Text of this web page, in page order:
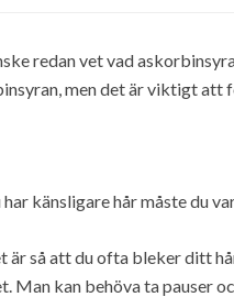
redan vet vad
men det är viktigt att
har känsligare hår måste du
är så att du ofta bleker ditt
Man kan behöva ta pauser